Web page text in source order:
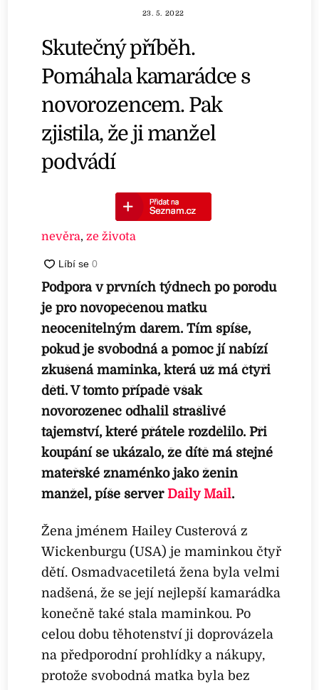
23. 5. 2022
Skutečný příběh.
Pomáhala kamarádce s
novorozencem. Pak
zjistila, že ji manžel
podvádí
nevěra, ze života
Podpora v prvních týdnech po porodu
je pro novopečenou matku
neocenitelným darem. Tím spíše,
pokud je svobodná a pomoc jí nabízí
zkušená maminka, která už má čtyři
děti. V tomto případě však
novorozenec odhalil strašlivé
tajemství, které přátele rozdělilo. Při
koupání se ukázalo, že dítě má stejné
mateřské znaménko jako ženin
manžel, píše serverDaily Mail.
Žena jménem Hailey Custerová z
Wickenburgu (USA) je maminkou čtyř
dětí. Osmadvacetiletá žena byla velmi
nadšená, že se její nejlepší kamarádka
konečně také stala maminkou. Po
celou dobu těhotenství ji doprovázela
na předporodní prohlídky a nákupy,
protože svobodná matka byla bez